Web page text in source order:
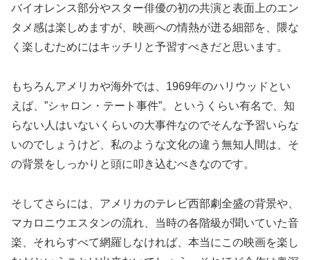
バイオレンス部分やスター俳優の初の共演と表面上のエン
タメ感は楽しめますが、映画への情熱が迸る細部を、隈な
く楽しむためにはキッチリと予習すべきだと思います。
もちろんアメリカや海外では、1969年のハリウッドとい
えば、”シャロン・テート事件”。というくらい有名で、知
らない人はいないくらいの大事件なのでそんな予習いらな
いのでしょうけど、私のような文化の違う無知人間は、そ
の背景をしっかりと頭に叩き込むべきなのです。
そしてさらには、アメリカのテレビ西部劇全盛の背景や、
マカロニウエスタンの流れ、当時の各階級が聞いていた音
楽、それらすべて網羅しなければ、本当にこの映画を楽し